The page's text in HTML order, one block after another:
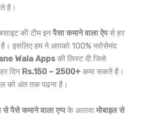
है।
की टीम इनपैसा कमाने वाला ऐपसे हर
है। इसलिए हम ने आपको 100% भरोसेमंद
Wala Apps की लिस्ट दी जिसे
दिन Rs.150 – 2500+ कमा सकते है।
को अंत तक पढना है।
से पैसे कमाने वाला एप्पके अलावा मोबाइल से